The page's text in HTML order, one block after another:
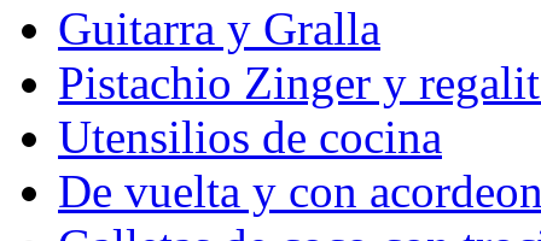
Guitarra y Gralla
Pistachio Zinger y
Utensilios de cocina
De vuelta y con